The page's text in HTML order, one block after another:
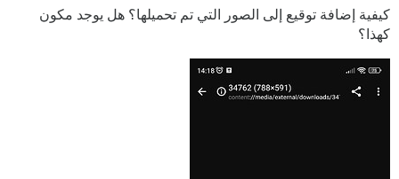
كيفية إضافة توقيع إلى الصور التي تم تحميلها؟ هل يوجد مكون
كهذا؟